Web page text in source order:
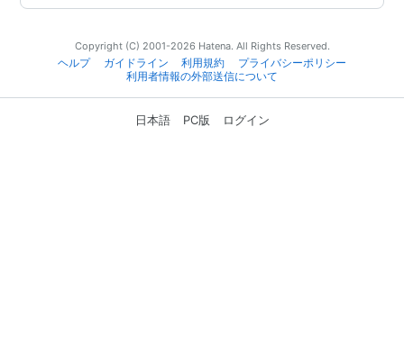
Copyright (C) 2001-2026 Hatena. All Rights Reserved.
ヘルプ
ガイドライン 利用規約
プライバシーポリシー
利用者情報の外部送信について
日本語 PC版 ログイン